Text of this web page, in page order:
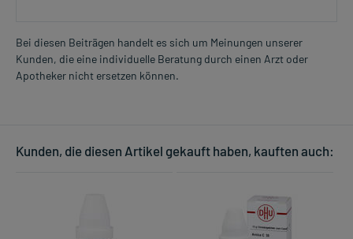
Bei diesen Beiträgen handelt es sich um Meinungen unserer
Kunden, die eine individuelle Beratung durch einen Arzt oder
Apotheker nicht ersetzen können.
Kunden, die diesen Artikel gekauft haben, kauften auch: